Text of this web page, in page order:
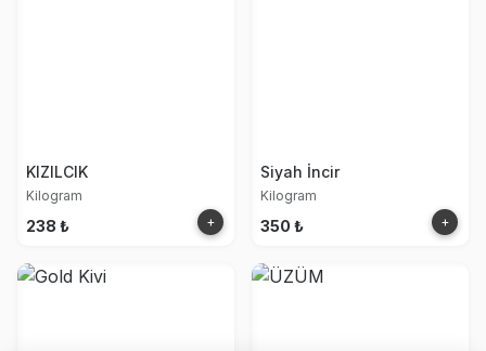
KIZILCIK
Kilogram
238 ₺ +
Siyah İncir
Kilogram
350 ₺ +